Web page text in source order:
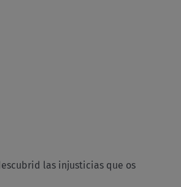
las injusticias que os